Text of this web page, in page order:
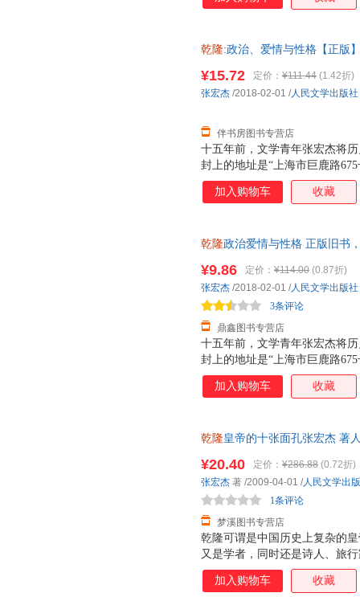
乾隆:政治、爱情与性格【正版
十五年前，文学青年张宏杰将
封上的地址是“上海市巨鹿路
漫长的“退稿—投给下一本杂志
自己很喜欢的一篇。此后的作
曾国藩、慈禧、袁世凯、朱元
望、爱情、记忆等的看法，同
时期的照片。
¥15.72 定价： ¥111.44 (1.42折)
伴书房图书专营店
张宏杰 /2018-02-01 /人民文学出版社
加入购物车 收藏
乾隆政治爱情与性格 正版旧书
十五年前，文学青年张宏杰将
封上的地址是“上海市巨鹿路
漫长的“退稿—投给下一本杂志
自己很喜欢的一篇。此后的作
曾国藩、慈禧、袁世凯、朱元
望、爱情、记忆等的看法，同
时期的照片。
¥9.86 定价： ¥114.00 (0.87折)
鼎鑫图书专营店
3条评论
张宏杰 /2018-02-01 /人民文学出版社
加入购物车 收藏
乾隆皇帝的十张面孔张宏杰 著
乾隆可谓是中国历史上复杂的
又是学者，同时还是诗人、旅
翩翩，常使人感觉“蔼然有春风
严酷，刻薄寡恩，他为人节制
¥20.40 定价： ¥286.88 (0.72折)
梦溪图书专营店
1条评论
张宏杰 著 /2009-04-01 /人民文学出
加入购物车 收藏